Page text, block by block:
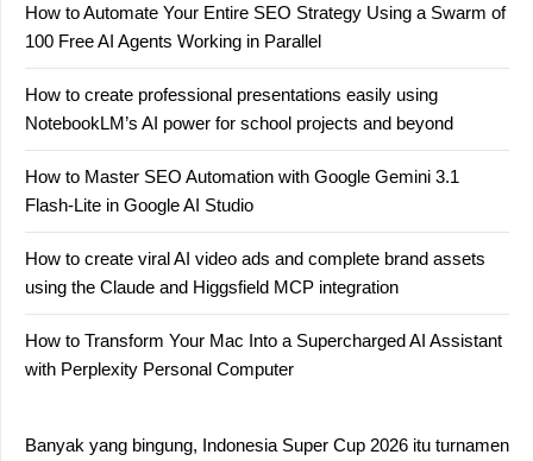
How to Automate Your Entire SEO Strategy Using a Swarm of
100 Free AI Agents Working in Parallel
How to create professional presentations easily using
NotebookLM’s AI power for school projects and beyond
How to Master SEO Automation with Google Gemini 3.1
Flash-Lite in Google AI Studio
How to create viral AI video ads and complete brand assets
using the Claude and Higgsfield MCP integration
How to Transform Your Mac Into a Supercharged AI Assistant
with Perplexity Personal Computer
Banyak yang bingung, Indonesia Super Cup 2026 itu turnamen